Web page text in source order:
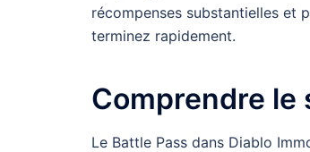
récompenses substantielles et
terminez rapidement.
Comprendre le
Le Battle Pass dans Diablo